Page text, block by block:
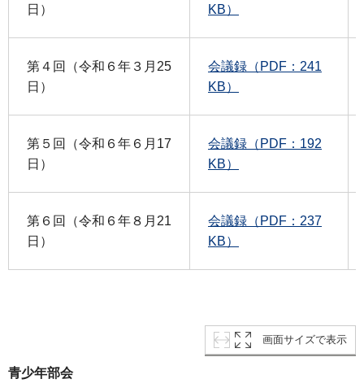
日）
KB）
第４回（令和６年３月25
日）
会議録（PDF：241
KB）
第５回（令和６年６月17
日）
会議録（PDF：192
KB）
第６回（令和６年８月21
日）
会議録（PDF：237
KB）
画面サイズで表示
青少年部会